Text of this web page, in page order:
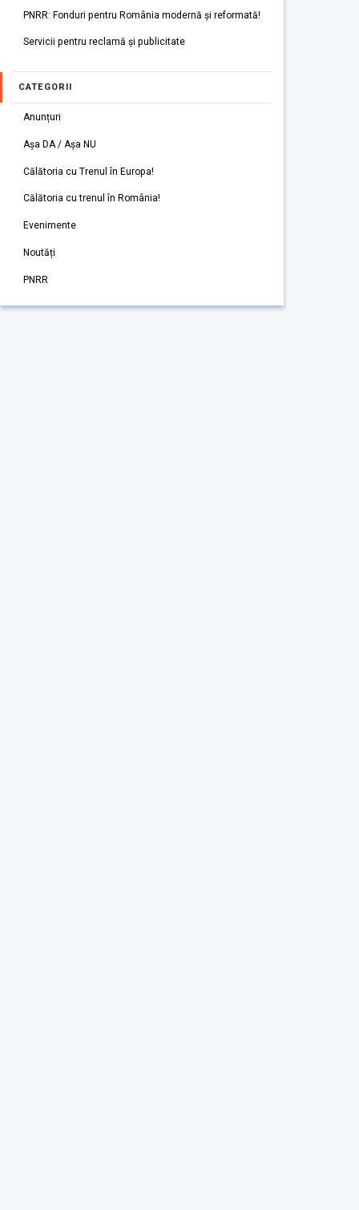
PNRR: Fonduri pentru România modernă și reformată!
Servicii pentru reclamă și publicitate
CATEGORII
Anunțuri
Așa DA / Așa NU
Călătoria cu Trenul în Europa!
Călătoria cu trenul în România!
Evenimente
Noutăți
PNRR